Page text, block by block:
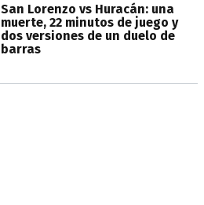
San Lorenzo vs Huracán: una
muerte, 22 minutos de juego y
dos versiones de un duelo de
barras